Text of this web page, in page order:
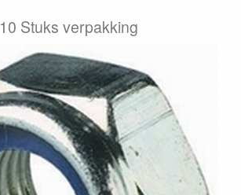
10 Stuks verpakking